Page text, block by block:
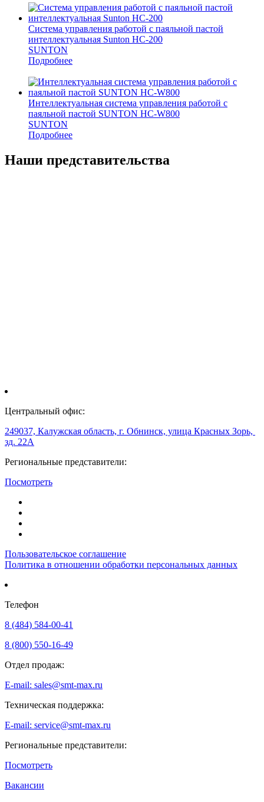
Система управления работой с паяльной пастой
интеллектуальная Sunton HC-200
SUNTON
Подробнее
Интеллектуальная система управления работой с
паяльной пастой SUNTON НС-W800
SUNTON
Подробнее
Наши представительства
Центральный офис:
249037, Калужская область, г. Обнинск, улица Красных Зорь,
зд. 22А
Региональные представители:
Посмотреть
Пользовательское соглашение
Политика в отношении обработки персональных данных
Телефон
8 (484) 584-00-41
8 (800) 550-16-49
Отдел продаж:
E-mail: sales@smt-max.ru
Техническая поддержка:
E-mail: service@smt-max.ru
Региональные представители:
Посмотреть
Вакансии